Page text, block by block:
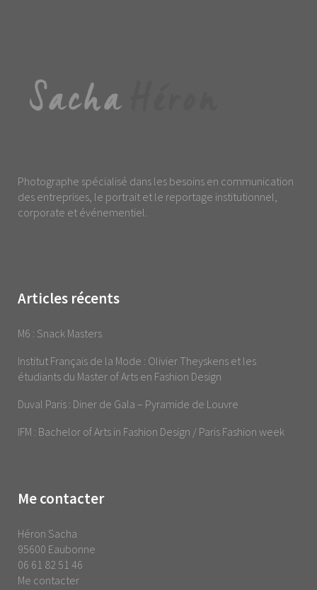
Photographe spécialisé dans les besoins en communication
des entreprises, le portrait et le reportage institutionnel,
corporate et événementiel.
Articles récents
M6 : Snack Masters
Institut Français de la Mode : Olivier Theyskens et les
étudiants du Master of Arts en Fashion Design
Duval Paris : Diner de Gala – Pyramide de Louvre
IFM : Bachelor of Arts in Fashion Design / Paris Fashion week
Me contacter
Héron Sacha
95600 Eaubonne
06 61 82 51 46
Me contacter